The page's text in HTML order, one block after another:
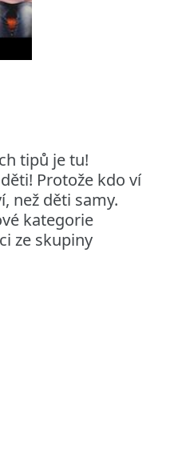
tipů je tu!
Protože kdo ví
než děti samy.
kategorie
ze skupiny